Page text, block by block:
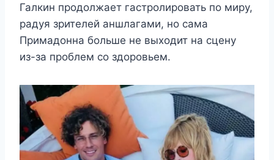
Галкин продолжает гастролировать по миру,
радуя зрителей аншлагами, но сама
Примадонна больше не выходит на сцену
из-за проблем со здоровьем.